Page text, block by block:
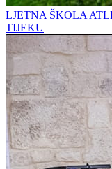
LJETNA ŠKOLA
TIJEKU